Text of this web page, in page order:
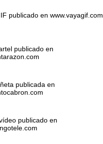
publicado en www.vayagif.com
publicado en
publicada en
publicado en